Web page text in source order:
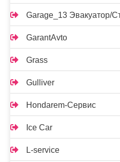
Garage_13 Эвакуатор/
GarantAvto
Grass
Gulliver
Hondarem-Сервис
Ice Car
L-service